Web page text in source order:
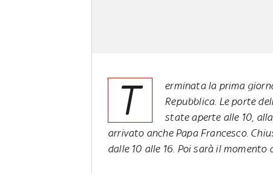
T
erminata la prima
Repubblica. Le porte
state aperte alle 10,
arrivato anche Papa Francesco.
dalle 10 alle 16. Poi sarà il